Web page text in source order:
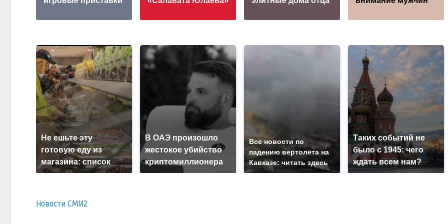
Не ешьте эту
готовую еду из
магазина: список
В ОАЭ произошло
жестокое убийство
криптомиллионера
Все новости по
падению вертолета на
Кавказе: читать здесь
Таких событий не
было с 1945: чего
ждать всем нам?
Новости СМИ2